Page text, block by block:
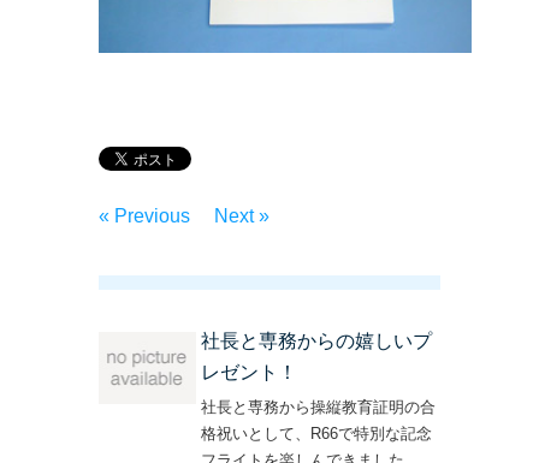
« Previous Next »
社長と専務からの嬉しいプ
レゼント！
社長と専務から操縦教育証明の合
格祝いとして、R66で特別な記念